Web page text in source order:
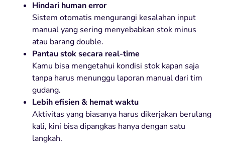
Hindari human error
Sistem otomatis mengurangi kesalahan input
manual yang sering menyebabkan stok minus
atau barang double.
Pantau stok secara real-time
Kamu bisa mengetahui kondisi stok kapan saja
tanpa harus menunggu laporan manual dari tim
gudang.
Lebih efisien & hemat waktu
Aktivitas yang biasanya harus dikerjakan berulang
kali, kini bisa dipangkas hanya dengan satu
langkah.